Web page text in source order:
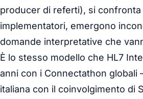
producer di referti), si confronta
implementatori, emergono
domande interpretative che
È lo stesso modello che HL7
anni con i Connectathon globali
italiana con il coinvolgimento di